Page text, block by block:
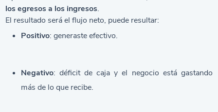
los egresos a los ingresos.
El resultado será el flujo neto, puede resultar:
Positivo: generaste efectivo.
Negativo: déficit de caja y el negocio está gastando
más de lo que recibe.